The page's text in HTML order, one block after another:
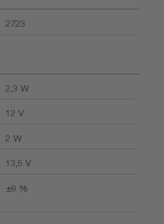
2723
2,3 W
12 V
2 W
13,5 V
±8 %